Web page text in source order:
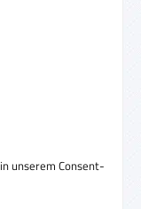
unserem Consent-